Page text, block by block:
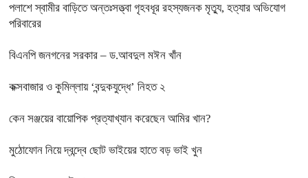
পলাশে স্বামীর বাড়িতে অন্তঃসত্ত্বা গৃহবধূর রহস্যজনক মৃত্যু, হত্যার অভিযোগ
পরিবারের
বিএনপি জনগনের সরকার – ড.আবদুল মঈন খাঁন
কক্সবাজার ও কুমিল্লায় ‘বন্দুকযুদ্ধে’ নিহত ২
কেন সঞ্জয়ের বায়োপিক প্রত্যাখ্যান করেছেন আমির খান?
মুঠোফোন নিয়ে দ্বন্দ্বে ছোট ভাইয়ের হাতে বড় ভাই খুন